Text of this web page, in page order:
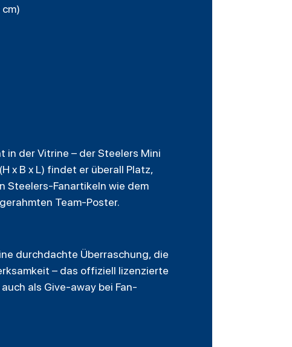
in der Vitrine – derSteelers Mini
x B x L) findet er überall Platz,
Steelers-Fanartikeln wie dem
Team-Poster.
durchdachte Überraschung, die
– das offiziell lizenzierte
als Give-away bei Fan-